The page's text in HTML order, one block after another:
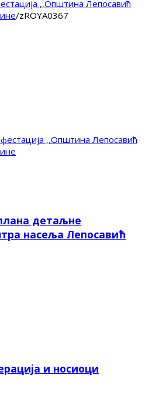
,,Општина Лепосавић
/zROYA0367
,,Општина Лепосавић
детаљне
насеља Лепосавић
и носиоци